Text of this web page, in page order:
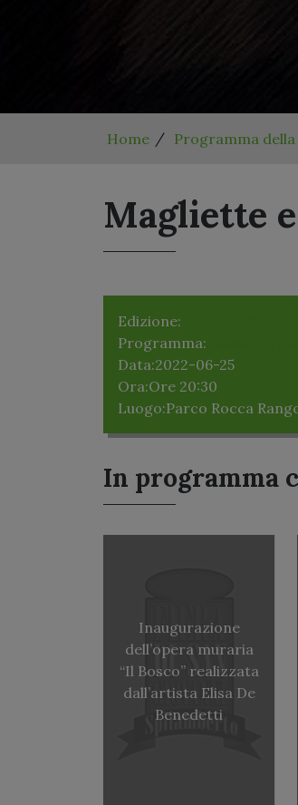
Home Programma
Magliette
Edizione:
Programma:
Data:2022-06-25
Ora:Ore 20:30
Luogo:Parco Rocca
In programma
Inaugurazione
dell’opera muraria
“Il Bosco” realizzata
dall’artista Elisa De
Benedetti